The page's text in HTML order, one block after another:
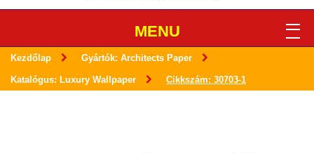
MENU
Kezdőlap Gyártók: Architects Paper
Katalógus: Luxury Wallpaper Cikkszám: 30703-1